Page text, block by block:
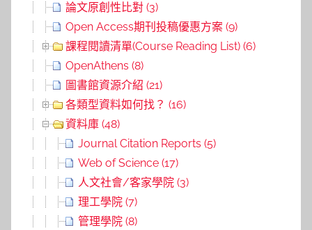
論文原創性比對 (3)
Open Access期刊投稿優惠方案 (9)
課程閱讀清單(Course Reading List) (6)
OpenAthens (8)
圖書館資源介紹 (21)
各類型資料如何找？ (16)
資料庫 (48)
Journal Citation Reports (5)
Web of Science (17)
人文社會/客家學院 (3)
理工學院 (7)
管理學院 (8)